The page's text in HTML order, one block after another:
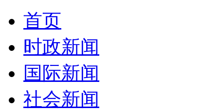
首页
时政新闻
国际新闻
社会新闻